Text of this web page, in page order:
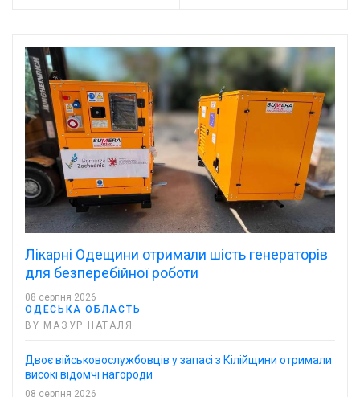
Лікарні Одещини отримали шість генераторів
для безперебійної роботи
08 серпня 2026
ОДЕСЬКА ОБЛАСТЬ
BY МАЗУР НАТАЛЯ
Двоє військовослужбовців у запасі з Кілійщини отримали
високі відомчі нагороди
08 серпня 2026